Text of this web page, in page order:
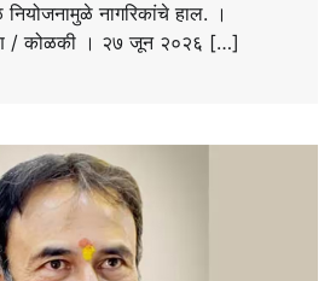
नागरिकांचे हाल. ।
/ कोळकी । २७ जून २०२६ […]